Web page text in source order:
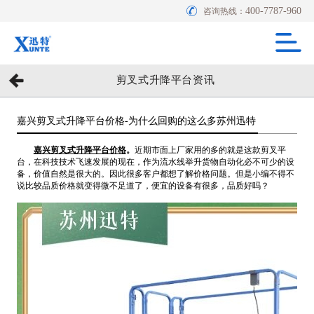
咨询热线：400-7787-960
剪叉式升降平台资讯
嘉兴剪叉式升降平台价格-为什么回购的这么多苏州迅特
嘉兴剪叉式升降平台价格。 近期市面上厂家用的多的就是这款剪叉平
台，在科技技术飞速发展的现在，作为流水线举升货物自动化必不可少的设
备，价值自然是很大的。因此很多客户都想了解价格问题。但是小编不得不
说比较品质价格就变得微不足道了，便宜的设备有很多，品质好吗？